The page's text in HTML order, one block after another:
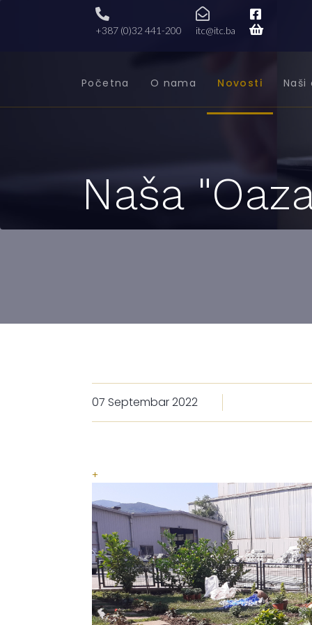
+387 (0)32 441-200 itc@itc.ba
Početna O nama Novosti
Naša
07 Septembar 2022
+